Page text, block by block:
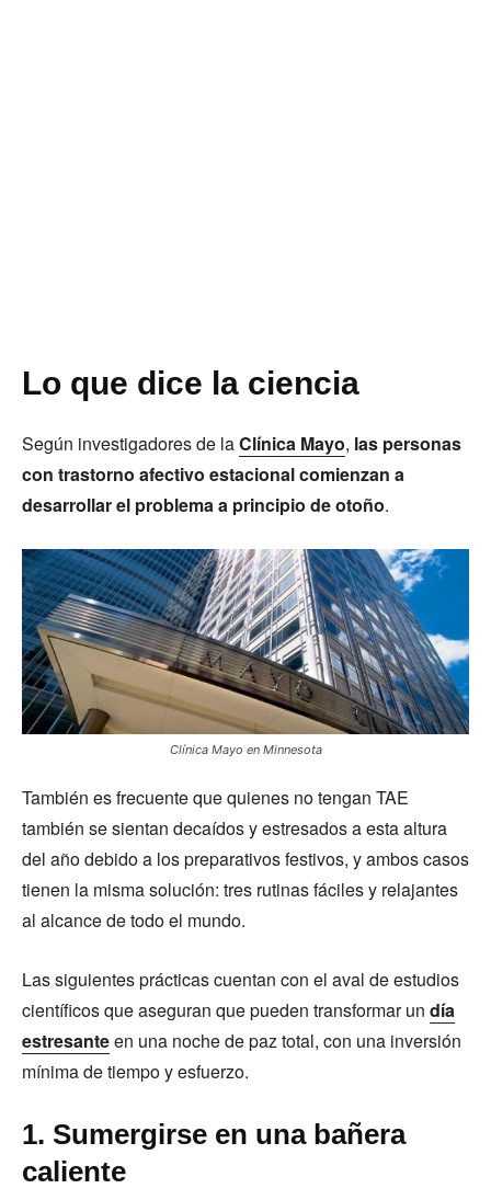
Lo que dice la ciencia
Según investigadores de laClínica Mayo, las personas
con trastorno afectivo estacional comienzan a
desarrollar el problema a principio de otoño.
Clínica Mayo en Minnesota
También es frecuente que quienes no tengan TAE
también se sientan decaídos y estresados a esta altura
del año debido a los preparativos festivos, y ambos casos
tienen la misma solución: tres rutinas fáciles y relajantes
al alcance de todo el mundo.
Las siguientes prácticas cuentan con el aval de estudios
científicos que aseguran que pueden transformar un día
estresanteen una noche de paz total, con una inversión
mínima de tiempo y esfuerzo.
1. Sumergirse en una bañera
caliente